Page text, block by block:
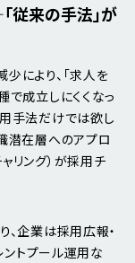
従来の手法」が
により、「求人を
で成立しにくくなっ
手法だけでは欲し
潜在層へのアプロ
リング）が採用チ
、企業は採用広報・
ントプール運用な